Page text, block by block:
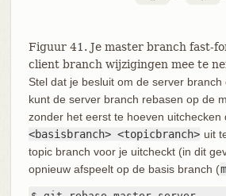
Figuur 41. Je master branch fast-
client branch wijzigingen mee te
Stel dat je besluit om de server branch
kunt de server branch rebasen op de
zonder het eerst te hoeven uitchecken
<basisbranch> <topicbranch> uit
topic branch voor je uitcheckt (in dit
opnieuw afspeelt op de basis branch (